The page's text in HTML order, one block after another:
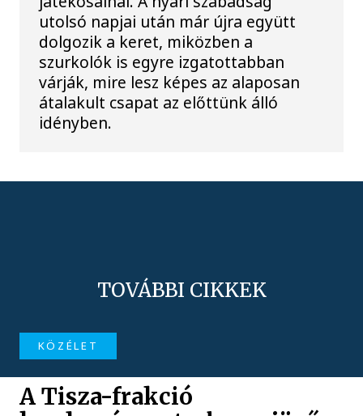
utolsó napjai után már újra együtt
dolgozik a keret, miközben a
szurkolók is egyre izgatottabban
várják, mire lesz képes az alaposan
átalakult csapat az előttünk álló
idényben.
TOVÁBBI CIKKEK
KÖZÉLET
A Tisza-frakció